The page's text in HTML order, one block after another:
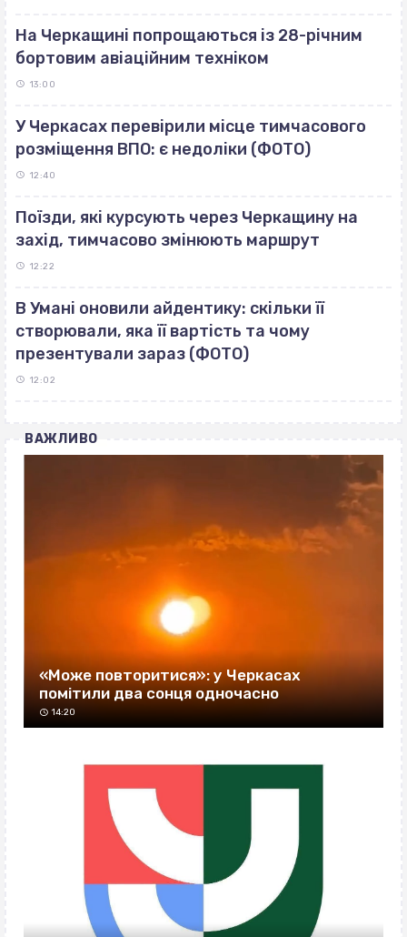
На Черкащині попрощаються із 28-річним
бортовим авіаційним техніком
13:00
У Черкасах перевірили місце тимчасового
розміщення ВПО: є недоліки (ФОТО)
12:40
Поїзди, які курсують через Черкащину на
захід, тимчасово змінюють маршрут
12:22
В Умані оновили айдентику: скільки її
створювали, яка її вартість та чому
презентували зараз (ФОТО)
12:02
ВАЖЛИВО
«Може повторитися»: у Черкасах
помітили два сонця одночасно
14:20